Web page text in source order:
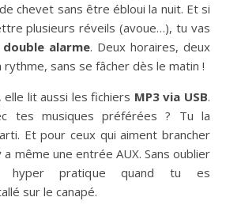
chevet sans être ébloui la nuit. Et si
plusieurs réveils (avoue…), tu vas
alarme. Deux horaires, deux
rythme, sans se fâcher dès le matin !
lit aussi les fichiers MP3 via USB.
tes musiques préférées ? Tu la
Et pour ceux qui aiment brancher
même une entrée AUX. Sans oublier
hyper pratique quand tu es
sur le canapé.